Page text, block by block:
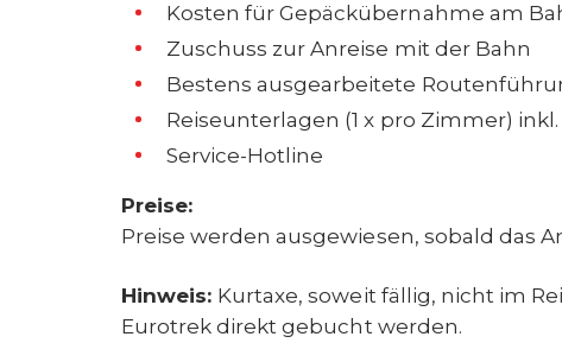
Kosten für Gepäckübernahme am
Zuschuss zur Anreise mit der Bahn
Bestens ausgearbeitete
Reiseunterlagen (1 x pro Zimmer)
Service-Hotline
Preise:
Preise werden ausgewiesen, sobald das
Hinweis: Kurtaxe, soweit fällig, nicht im
Eurotrek direkt gebucht werden.